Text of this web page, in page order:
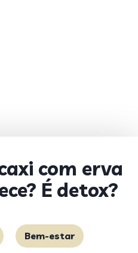
com erva
É detox?
Bem-estar